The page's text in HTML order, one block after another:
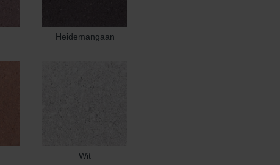
Heidemangaan
Wit